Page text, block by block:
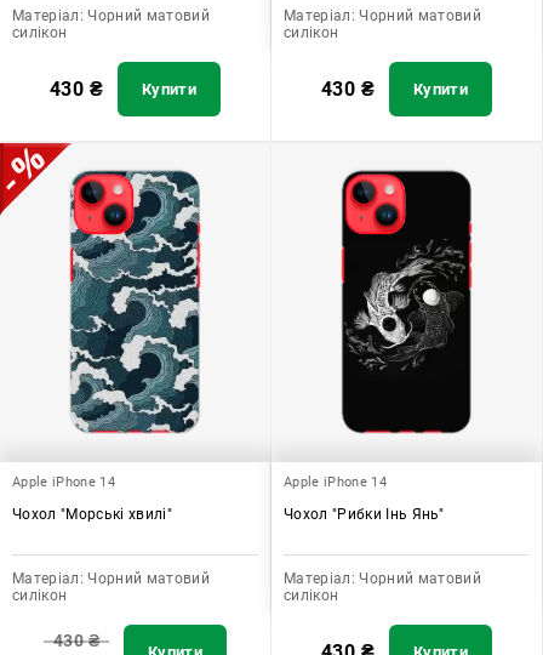
Матеріал: Чорний матовий
силікон
430 ₴ Купити
Матеріал: Чорний матовий
силікон
430 ₴ Купити
Apple iPhone 14
Чохол "Морські хвилі"
Матеріал: Чорний матовий
силікон
430₴
Apple iPhone 14
Чохол "Рибки Інь Янь"
Матеріал: Чорний матовий
силікон